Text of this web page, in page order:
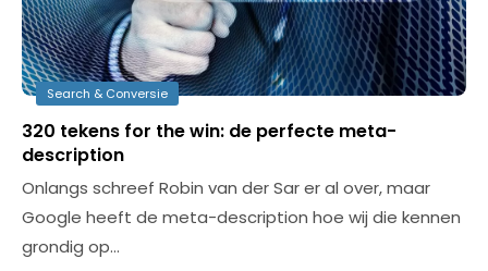
Search & Conversie
320 tekens for the win: de perfecte meta-
description
Onlangs schreef Robin van der Sar er al over, maar
Google heeft de meta-description hoe wij die kennen
grondig op…